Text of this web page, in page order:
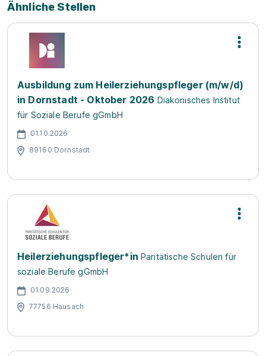
Ähnliche Stellen
Ausbildung zum Heilerziehungspfleger (m/w/d)
in Dornstadt - Oktober 2026 Diakonisches Institut
für Soziale Berufe gGmbH
01.10.2026
89160 Dornstadt
Heilerziehungspfleger*in Paritätische Schulen für
soziale Berufe gGmbH
01.09.2026
77756 Hausach